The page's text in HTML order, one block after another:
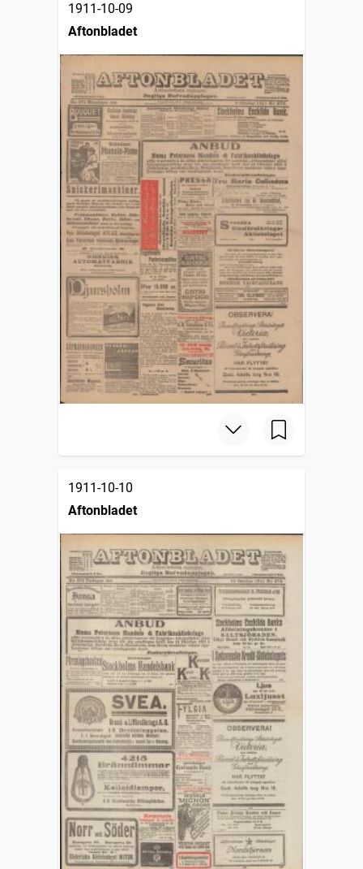
1911-10-09
Aftonbladet
1911-10-10
Aftonbladet